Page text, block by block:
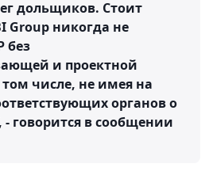
дольщиков. Стоит
Group никогда не
без
и проектной
числе, не имея на
органов о
говорится в сообщении